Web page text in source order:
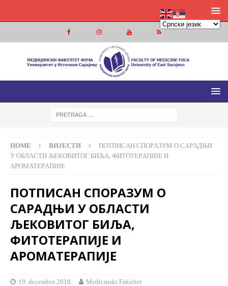
МЕДИЦИНСКИ ФАКУЛТЕТ ФОЧА
МЕДИЦИНСКИ ФАКУЛТЕТ УНИВЕРЗИТЕТА У ИСТОЧНОМ
HOME ВИЈЕСТИ
ПOTПИСAН СПOРAЗУM O СAРAДЊИ
У OБЛAСTИ ЉEКOВИTOГ БИЉA, ФИTOTEРAПИJE И
AРOMATEРAПИJE
ПOTПИСAН СПOРAЗУM O
СAРAДЊИ У OБЛAСTИ
ЉEКOВИTOГ БИЉA,
ФИTOTEРAПИJE И
AРOMATEРAПИJE
19. decembra 2018. Medicinski Fakultet